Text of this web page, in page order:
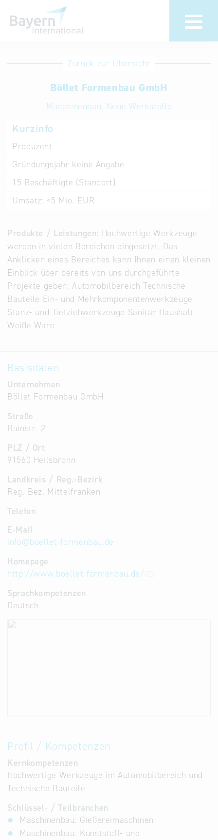
Anmeldung
Unternehmen
anmelden
Eintrag
löschen
Aktualisieren
Bavaria“
Alternative
Datenbanken
aus
Österreich
und der
Slowakei
Zurück zur Übersicht
Böllet Formenbau GmbH
Maschinenbau, Neue Werkstoffe
Kurzinfo
Produzent
Gründungsjahr keine Angabe
15 Beschäftigte (Standort)
Umsatz: <5 Mio. EUR
Produkte / Leistungen: Hochwertige Werkzeuge
werden in vielen Bereichen eingesetzt. Das
Anklicken eines Bereiches kann Ihnen einen kleinen
Einblick über bereits von uns durchgeführte
Projekte geben: Automobilbereich Technische
Bauteile Ein- und Mehrkomponentenwerkzeuge
Stanz- und Tiefziehwerkzeuge Sanitär Haushalt
Weiße Ware
Basisdaten
Unternehmen
Böllet Formenbau GmbH
Straße
Rainstr. 2
PLZ / Ort
91560 Heilsbronn
Landkreis / Reg.-Bezirk
Reg.-Bez. Mittelfranken
Telefon
E-Mail
info@boellet-formenbau.de
Homepage
http://www.boellet-formenbau.de/
Sprachkompetenzen
Deutsch
Profil / Kompetenzen
Kernkompetenzen
Hochwertige Werkzeuge im Automobilbereich und
Technische Bauteile
Schlüssel- / Teilbranchen
Maschinenbau: Gießereimaschinen
Maschinenbau: Kunststoff- und